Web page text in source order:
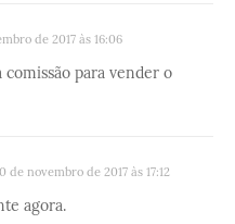
de 2017 às 16:06
comissão para vender o
de novembro de 2017 às 17:12
agora.